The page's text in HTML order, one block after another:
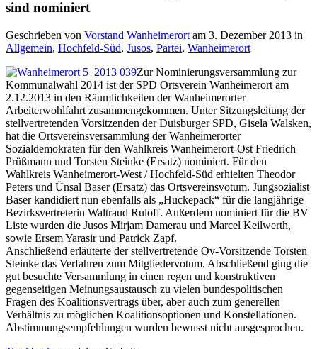
sind nominiert
Geschrieben von Vorstand Wanheimerort am 3. Dezember 2013 in
Allgemein, Hochfeld-Süd, Jusos, Partei, Wanheimerort
Zur Nominierungsversammlung zur
Kommunalwahl 2014 ist der SPD Ortsverein Wanheimerort am
2.12.2013 in den Räumlichkeiten der Wanheimerorter
Arbeiterwohlfahrt zusammengekommen. Unter Sitzungsleitung der
stellvertretenden Vorsitzenden der Duisburger SPD, Gisela Walsken,
hat die Ortsvereinsversammlung der Wanheimerorter
Sozialdemokraten für den Wahlkreis Wanheimerort-Ost Friedrich
Prüßmann und Torsten Steinke (Ersatz) nominiert. Für den
Wahlkreis Wanheimerort-West / Hochfeld-Süd erhielten Theodor
Peters und Ünsal Baser (Ersatz) das Ortsvereinsvotum. Jungsozialist
Baser kandidiert nun ebenfalls als „Huckepack“ für die langjährige
Bezirksvertreterin Waltraud Ruloff. Außerdem nominiert für die BV
Liste wurden die Jusos Mirjam Damerau und Marcel Keilwerth,
sowie Ersem Yarasir und Patrick Zapf.
Anschließend erläuterte der stellvertretende Ov-Vorsitzende Torsten
Steinke das Verfahren zum Mitgliedervotum. Abschließend ging die
gut besuchte Versammlung in einen regen und konstruktiven
gegenseitigen Meinungsaustausch zu vielen bundespolitischen
Fragen des Koalitionsvertrags über, aber auch zum generellen
Verhältnis zu möglichen Koalitionsoptionen und Konstellationen.
Abstimmungsempfehlungen wurden bewusst nicht ausgesprochen.